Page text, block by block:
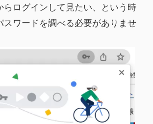
らログインして見たい、という時
スワードを調べる必要がありませ